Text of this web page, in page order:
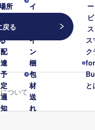
所
す
配
達
予
定
通
知
イ
イ
ン
梱
包
材
送
れ
所
す
配
達
予
定
通
知
イ
イ
ン
梱
包
材
送
れ
ー
ビ
ス
ス
ク
for
と
戻る
ついて